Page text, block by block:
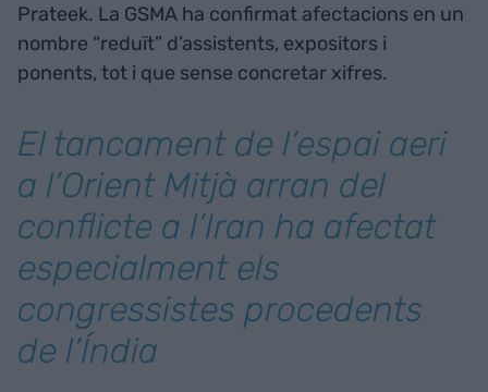
Prateek. La GSMA ha confirmat afectacions en un
nombre “reduït” d’assistents, expositors i
ponents, tot i que sense concretar xifres.
El tancament de l’espai aeri
a l’Orient Mitjà arran del
conflicte a l’Iran ha afectat
especialment els
congressistes procedents
de l’Índia